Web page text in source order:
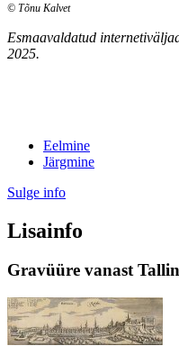
© Tõnu Kalvet
Esmaavaldatud
2025.
Eelmine
Järgmine
Sulge info
Lisainfo
Gravüüre vanast